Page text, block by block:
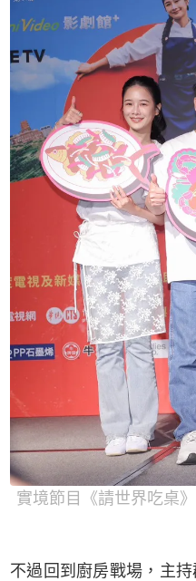
實境節目《請世界吃桌
不過回到廚房戰場，主